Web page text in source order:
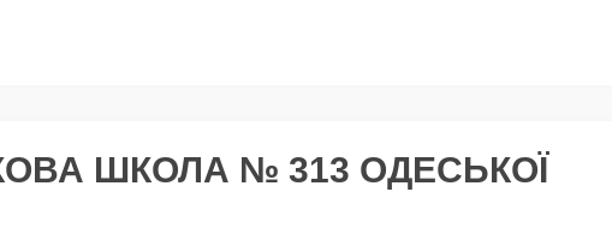
ШКОЛА № 313 ОДЕСЬКОЇ